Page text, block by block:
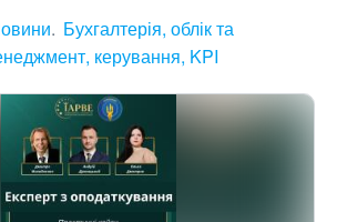
Бухгалтерія, облік та
керування, KPI